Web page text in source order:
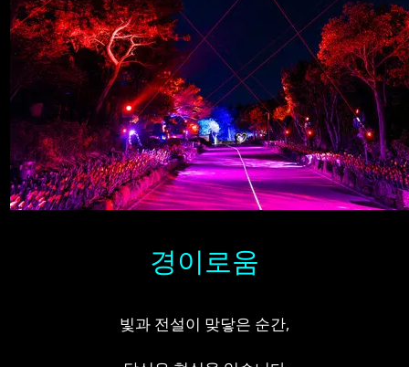
경이로움
빛과 전설이 맞닿은 순간,